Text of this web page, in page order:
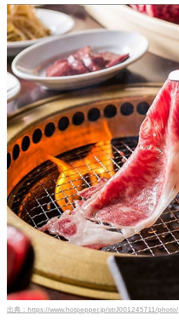
出典：https://www.hotpepper.jp/strJ001245711/photo/